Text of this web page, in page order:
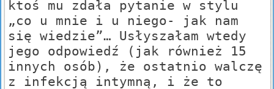
ktoś mu zdała pytanie w stylu
„co u mnie i u niego- jak nam
się wiedzie”… Usłyszałam wtedy
jego odpowiedź (jak również 15
innych osób), że ostatnio walczę
z infekcją intymną, i że to